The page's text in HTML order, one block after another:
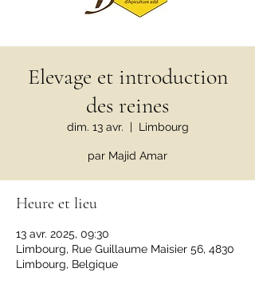
Elevage et introduction
des reines
dim. 13 avr.
  |
Limbourg
par Majid Amar
Heure et lieu
13 avr. 2025, 09:30
Limbourg, Rue Guillaume Maisier 56, 4830
Limbourg, Belgique